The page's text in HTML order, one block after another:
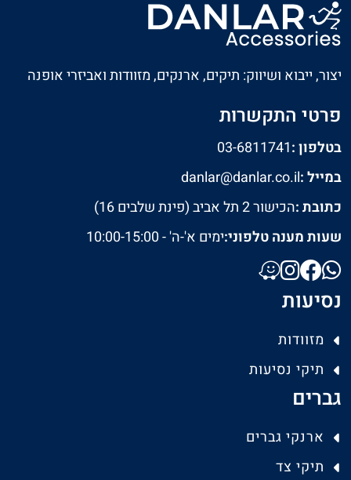
יצור, ייבוא ושיווק: תיקים, ארנקים, מזוודות ואביזרי אופנה
פרטי התקשרות
בטלפון :03-6811741
במייל :danlar@danlar.co.il
כתובת :הכישור 2 תל אביב (פינת שלבים 16)
שעות מענה טלפוני:ימים א'-ה' - 10:00-15:00
נסיעות
מזוודות
תיקי נסיעות
גברים
ארנקי גברים
תיקי צד